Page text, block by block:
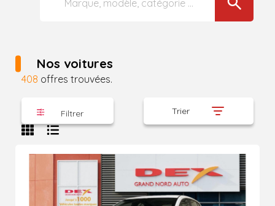
Nos voitures
408 offres trouvées.
Filtrer Trier